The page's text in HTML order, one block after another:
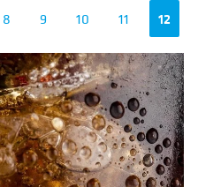
8 9 10 11 12